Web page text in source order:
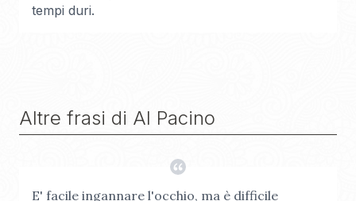
tempi duri.
Altre frasi di Al Pacino
E' facile ingannare l'occhio, ma è difficile